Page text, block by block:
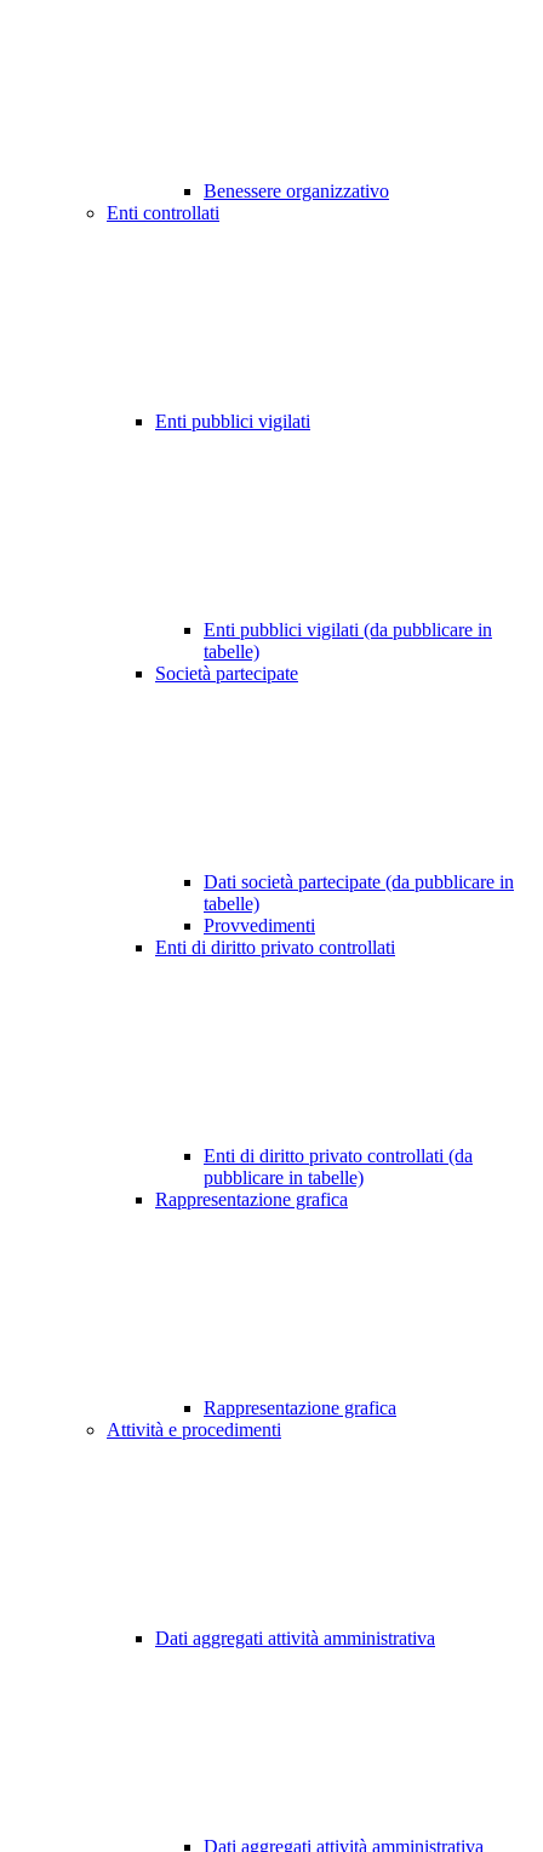
Benessere organizzativo
Enti controllati
Enti pubblici vigilati
Enti pubblici vigilati (da pubblicare in
tabelle)
Società partecipate
Dati società partecipate (da pubblicare in
tabelle)
Provvedimenti
Enti di diritto privato controllati
Enti di diritto privato controllati (da
pubblicare in tabelle)
Rappresentazione grafica
Rappresentazione grafica
Attività e procedimenti
Dati aggregati attività amministrativa
Dati aggregati attività amministrativa